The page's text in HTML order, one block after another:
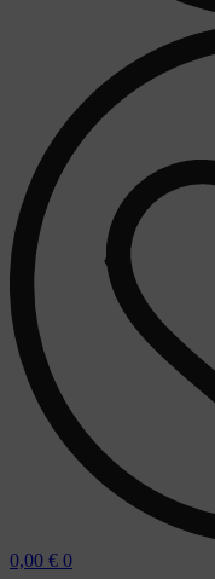
0,00 € 0